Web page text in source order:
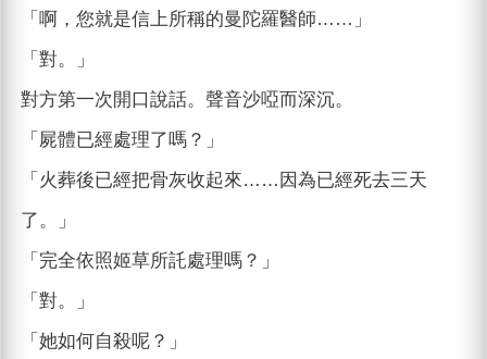
「啊，您就是信上所稱的曼陀羅醫師……」
「對。」
對方第一次開口說話。聲音沙啞而深沉。
「屍體已經處理了嗎？」
「火葬後已經把骨灰收起來……因為已經死去三天
了。」
「完全依照姬草所託處理嗎？」
「對。」
「她如何自殺呢？」